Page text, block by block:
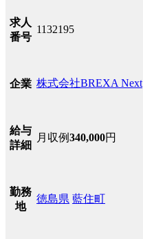
求人
番号
1132195
企業 株式会社BREXA Next
給与
詳細
月収例340,000円
勤務
地
徳島県 藍住町